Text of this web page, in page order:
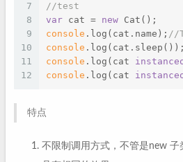
7
8
9
10
11
12
//test
var cat = new Cat();
console .log(cat.name); //
console .log(cat.sleep());
console .log(cat
console .log(cat
特点
不限制调用方式，不管是new 子